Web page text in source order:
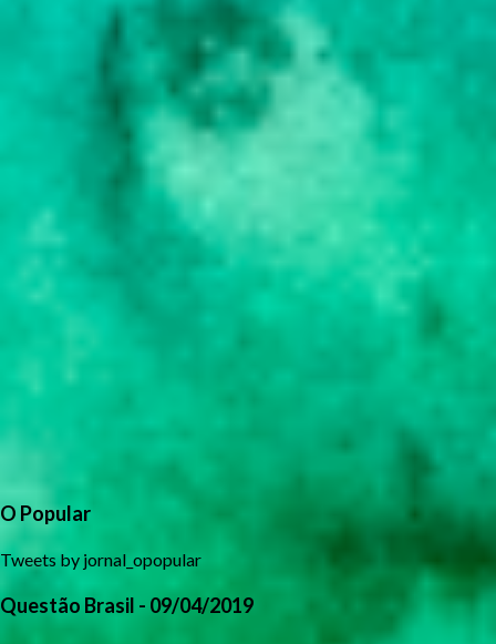
O Popular
Tweets by jornal_opopular
Questão Brasil - 09/04/2019